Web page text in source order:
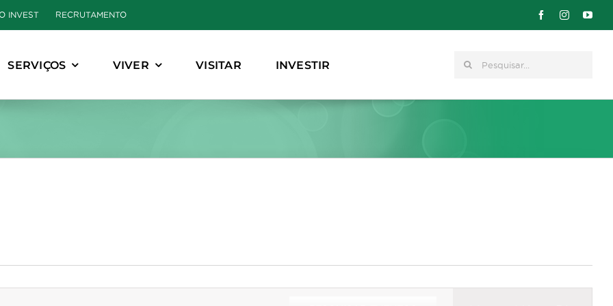
INVEST RECRUTAMENTO
SERVIÇOS VIVER VISITAR INVESTIR Pesquisar